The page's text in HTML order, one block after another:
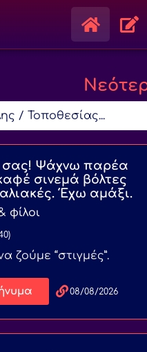
/ Τοποθεσίας...
σας! Ψάχνω παρέα
σινεμά βόλτες
Έχω αμάξι.
φίλοι
ζούμε “στιγμές”.
08/08/2026